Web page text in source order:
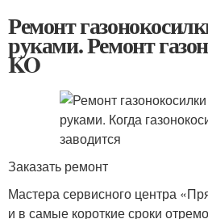
Ремонт
руками. Ремонт
KO
Заказать ремонт
Мастера сервисного центра
и в самые короткие сроки